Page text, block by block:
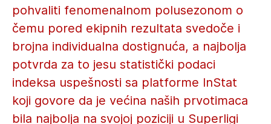
pohvaliti fenomenalnom polusezonom o
čemu pored ekipnih rezultata svedoče i
brojna individualna dostignuća, a najbolja
potvrda za to jesu statistički podaci
indeksa uspešnosti sa platforme InStat
koji govore da je većina naših prvotimaca
bila najbolja na svojoj poziciji u Superligi